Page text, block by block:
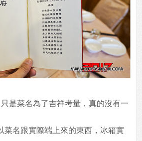
是菜名為了吉祥考量，真的沒有一
菜名跟實際端上來的東西，冰箱實